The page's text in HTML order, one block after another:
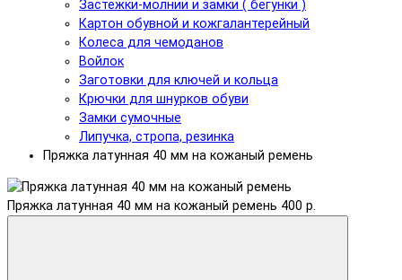
Застежки-молнии и замки ( бегунки )
Картон обувной и кожгалантерейный
Колеса для чемоданов
Войлок
Заготовки для ключей и кольца
Крючки для шнурков обуви
Замки сумочные
Липучка, стропа, резинка
Пряжка латунная 40 мм на кожаный ремень
Пряжка латунная 40 мм на кожаный ремень 400 р.